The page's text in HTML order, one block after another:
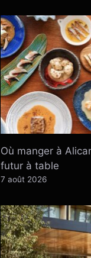
Où manger à
futur à table
7 août 2026